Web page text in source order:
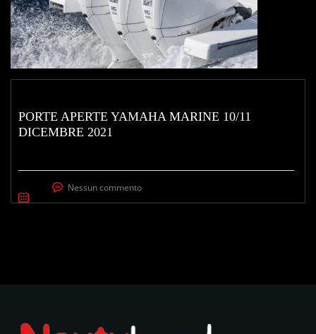
PORTE APERTE YAMAHA MARINE 10/11
DICEMBRE 2021
Nessun commento